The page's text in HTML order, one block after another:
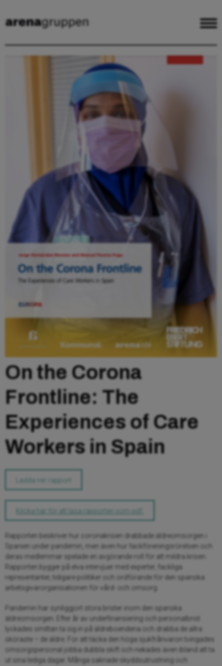
On the Corona
Frontline: The
Experiences of Care
Workers in Spain
Ladda ner rapport
Klicka här för att läsa rapporten som pdf.
Rapporten beskriver hur coronakrisen drabbade äldreomsorgen i
Spanien under pandemin, men även hur fackföreningsrörelsen och
deras medlemmar spelade en avgörande roll för att mildra krisen.
Rapporten bygger på elva intervjuer med experter, fackliga
representanter, tidigare politiker och ordförande för den spanska
arbetsgivarorganisationen för vård- och omsorg.
Pandemin har synliggjort stora brister inom den spanska
äldreomsorgen. Efter år av underfinansiering och personalbrist
lyckades smittan ta sig in på äldreboendena och drabba de allra
sköraste – de äldre. För att täcka den höga sjukfrånvaron tvingades
omsorgspersonal jobba dubbla skift och nekades även ibland att ta
ut sina lediga dagar. Många saknade skyddsutrustning och